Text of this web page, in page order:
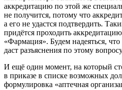
аккредитацию по этой же
не получится, потому что
а его не удастся подтвердить.
придётся проходить
«Фармация». Будем надеяться,
даст разъяснения по этому
И ещё один момент, на который
в приказе в списке возможных
формулировка «аптечная